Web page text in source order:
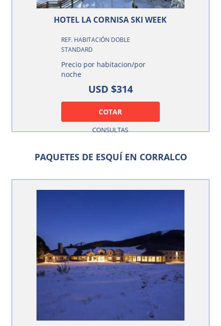
HOTEL LA CORNISA SKI WEEK
REF. HABITACIÓN DOBLE
STANDARD
Precio por habitacion/por
noche
USD $314
COTAR
CONSULTAS
PAQUETES DE ESQUÍ EN CORRALCO